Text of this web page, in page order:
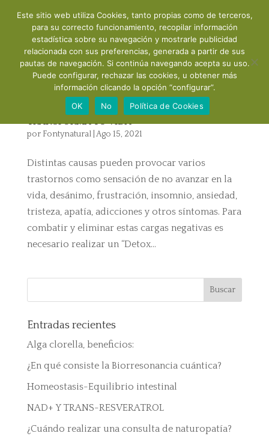
TRANSFORMA TU VIDA
por Fontynatural| Ago 15, 2021
Distintas causas pueden provocar varios
trastornos como sensación de no avanzar en la
vida, desánimo, frustración, insomnio, ansiedad,
tristeza, apatía, adicciones y otros síntomas. Para
combatir y eliminar estas cargas negativas es
necesario realizar un “Detox...
Entradas recientes
Alga clorella, beneficios:
¿En qué consiste la Biorresonancia cuántica?
Homeostasis-Equilibrio intestinal
NAD+ Y TRANS-RESVERATROL
¿Cuándo realizar una consulta de naturopatía?
Este sitio web utiliza Cookies, tanto propias como de terceros,
para su correcto funcionamiento, recopilar información
estadística sobre su navegación y mostrarle publicidad
relacionada con sus preferencias, generada a partir de sus
pautas de navegación. Si continúa navegando acepta su uso.
Puede configurar, rechazar las cookies, u obtener más
información clicando la opción “configurar”.
OK
No Política de Cookies